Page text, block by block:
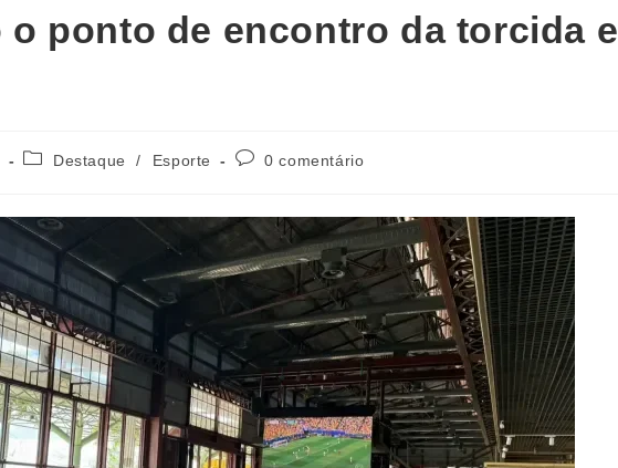
ponto de encontro da torcida
Destaque / Esporte 0 comentário